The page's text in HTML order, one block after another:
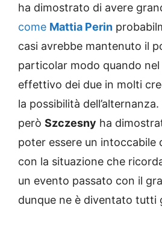
ha dimostrato di avere
come Mattia Perin
casi avrebbe mantenuto il
particolar modo quando
effettivo dei due in molti
la possibilità
però Szczesny ha
poter essere un intoccabile
con la situazione che
un evento passato con il
dunque ne è diventato tutti